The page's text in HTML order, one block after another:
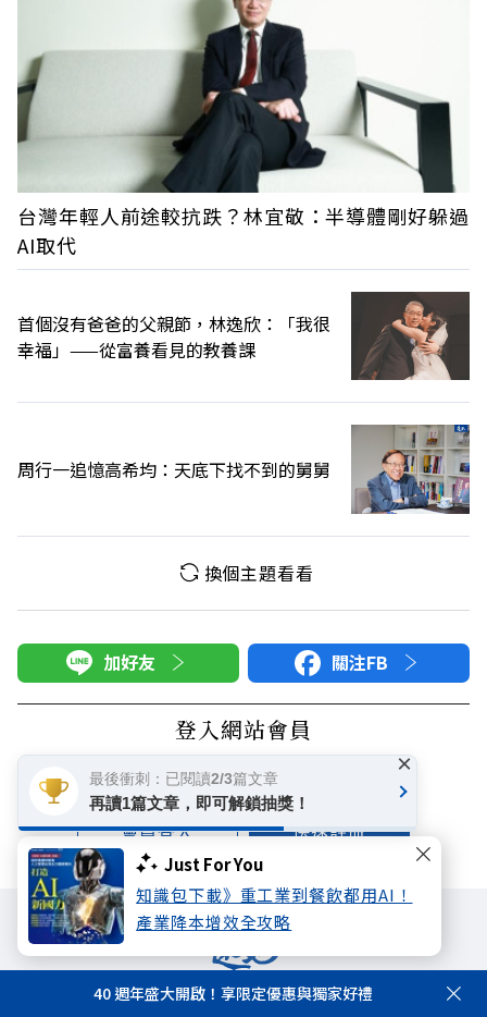
Just For You
知識包下載》重工業到餐飲都用AI！
產業降本增效全攻略
台灣年輕人前途較抗跌？林宜敬：半導體剛好躲過
AI取代
首個沒有爸爸的父親節，林逸欣：「我很
幸福」——從富養看見的教養課
周行一追憶高希均：天底下找不到的舅舅
換個主題看看
加好友 關注FB
登入網站會員
享受更多個人化的會員服務
會員登入 快速註冊
40 週年盛大開啟！享限定優惠與獨家好禮
最後衝刺：已閱讀2/3篇文章
再讀1篇文章，即可解鎖抽獎！
×